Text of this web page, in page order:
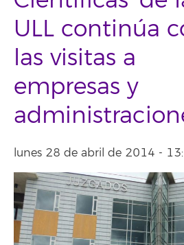
ULL continúa
las visitas a
empresas y
lunes 28 de abril de 2014 -